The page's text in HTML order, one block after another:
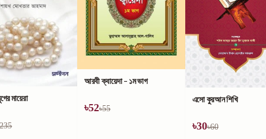
মায়েরা
235
আরবী ক্বায়েদা - ১ম ভাগ
৳52৳55
এসো কুরআন শিখি
৳30৳60